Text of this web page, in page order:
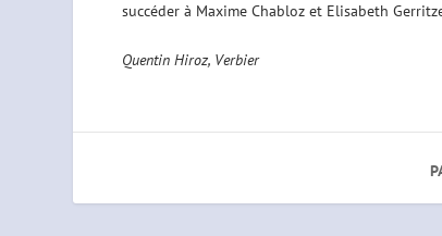
succéder à Maxime Chabloz et Elisabeth
Quentin Hiroz, Verbier